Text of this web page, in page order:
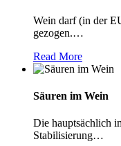
Wein darf (in der
gezogen.…
Read More
Säuren im Wein
Die hauptsächlich
Stabilisierung…